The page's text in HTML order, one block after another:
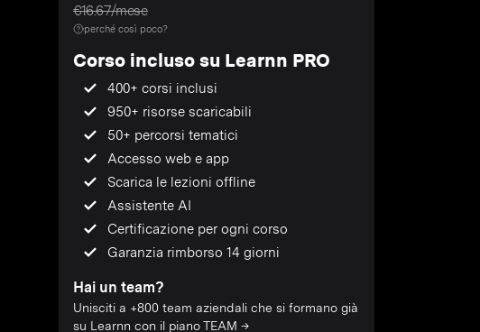
€16.67/mese
perché così poco?
Corso incluso su Learnn PRO
400+ corsi inclusi
950+ risorse scaricabili
50+ percorsi tematici
Accesso web e app
Scarica le lezioni offline
Assistente AI
Certificazione per ogni corso
Garanzia rimborso 14 giorni
Hai un team?
Unisciti a +800 team aziendali che si formano già
su Learnn con il piano TEAM →